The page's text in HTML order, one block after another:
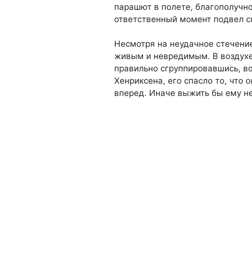
парашют в полете,
ответственный момент подвел
Несмотря на неудачное
живым и невредимым. В
правильно сгруппировавшись,
Хенриксена, его спасло то, что
вперед. Иначе выжить бы ему